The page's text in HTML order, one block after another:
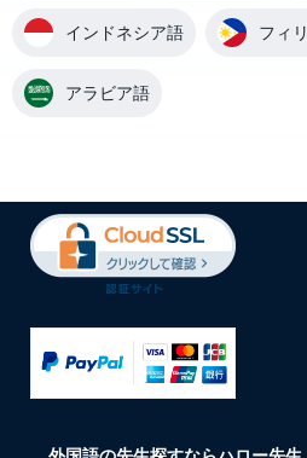
インドネシア語 フィ
アラビア語